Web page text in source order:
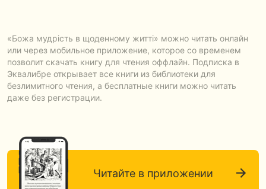
«Божа мудрість в щоденному житті» можно читать онлайн
или через мобильное приложение, которое со временем
позволит скачать книгу для чтения оффлайн. Подписка в
Эквалибре открывает все книги из библиотеки для
безлимитного чтения, а бесплатные книги можно читать
даже без регистрации.
Читайте в приложении